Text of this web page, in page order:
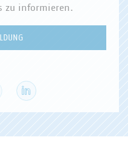
zu informieren.